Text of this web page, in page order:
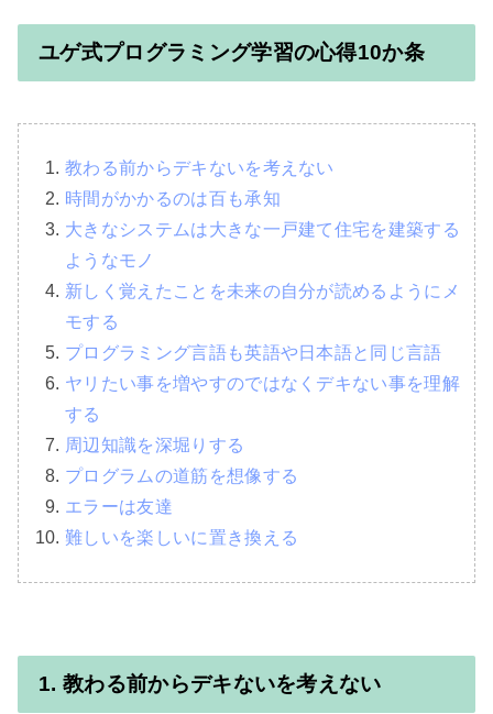
ユゲ式プログラミング学習の心得10か条
教わる前からデキないを考えない
時間がかかるのは百も承知
大きなシステムは大きな一戸建て住宅を建築する
ようなモノ
新しく覚えたことを未来の自分が読めるようにメ
モする
プログラミング言語も英語や日本語と同じ言語
ヤリたい事を増やすのではなくデキない事を理解
する
周辺知識を深堀りする
プログラムの道筋を想像する
エラーは友達
難しいを楽しいに置き換える
1. 教わる前からデキないを考えない